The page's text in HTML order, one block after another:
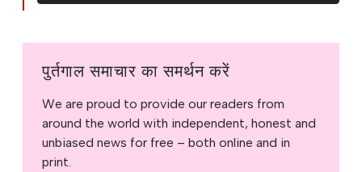
पुर्तगाल समाचार का समर्थन करें
We are proud to provide our readers from
around the world with independent, honest and
unbiased news for free – both online and in
print.